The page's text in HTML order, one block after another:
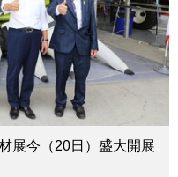
展今（20日）盛大開展